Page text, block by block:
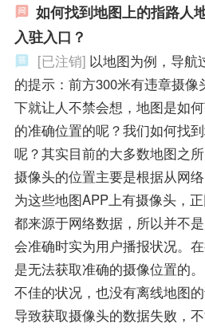
如何找到地图上的指路人
入驻入口？
[已注销] 以地图为例，导航
的提示：前方300米有违章摄
下就让人不禁会想，地图是如
的准确位置的呢？我们如何找
呢？其实目前的大多数地图之
摄像头的位置主要是根据从网
为这些地图APP上有摄像头，
都来源于网络数据，所以并不
会准确时实为用户播报状况。
是无法获取准确的摄像位置的
不佳的状况，也没有离线地图
导致获取摄像头的数据失败，不